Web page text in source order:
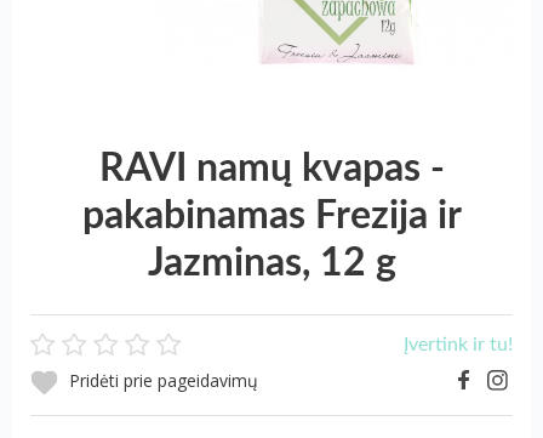
RAVI namų kvapas -
pakabinamas Frezija ir
Jazminas, 12 g
Įvertink ir tu!
Pridėti prie pageidavimų